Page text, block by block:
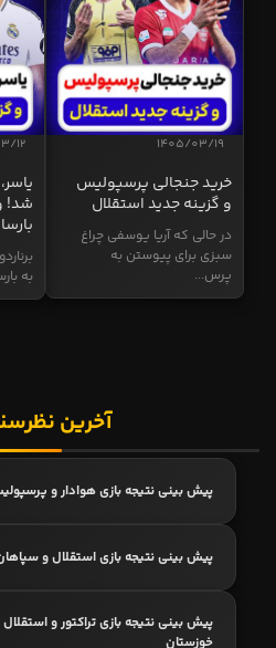
1405/03/19
خرید جنجالی پرسپولیس
و گزینه جدید استقلال
در حالی که آریا یوسفی چراغ
سبزی برای پیوستن به
پرس...
12
شد!
بارسا
به
آخرین
پیش بینی نتیجه بازی هوادار و
پیش بینی نتیجه بازی استقلال و
پیش بینی نتیجه بازی تراکتور و استقلال
خوزستان